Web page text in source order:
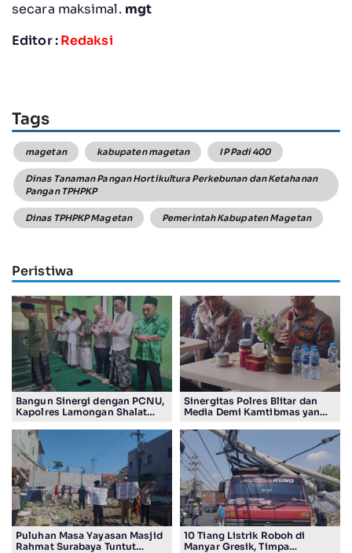
secara maksimal. mgt
Editor :Redaksi
Tags
magetan kabupaten magetan IP Padi 400
Dinas Tanaman Pangan Hortikultura Perkebunan dan Ketahanan
Pangan TPHPKP
Dinas TPHPKP Magetan Pemerintah Kabupaten Magetan
Peristiwa
Bangun Sinergi dengan PCNU,
Kapolres Lamongan Shalat
Pengurus
Sinergitas Polres Blitar dan
Media Demi Kamtibmas yang
Puluhan Masa Yayasan Masjid
Rahmat Surabaya Tuntut
10 Tiang Listrik Roboh di
Manyar Gresik, Timpa